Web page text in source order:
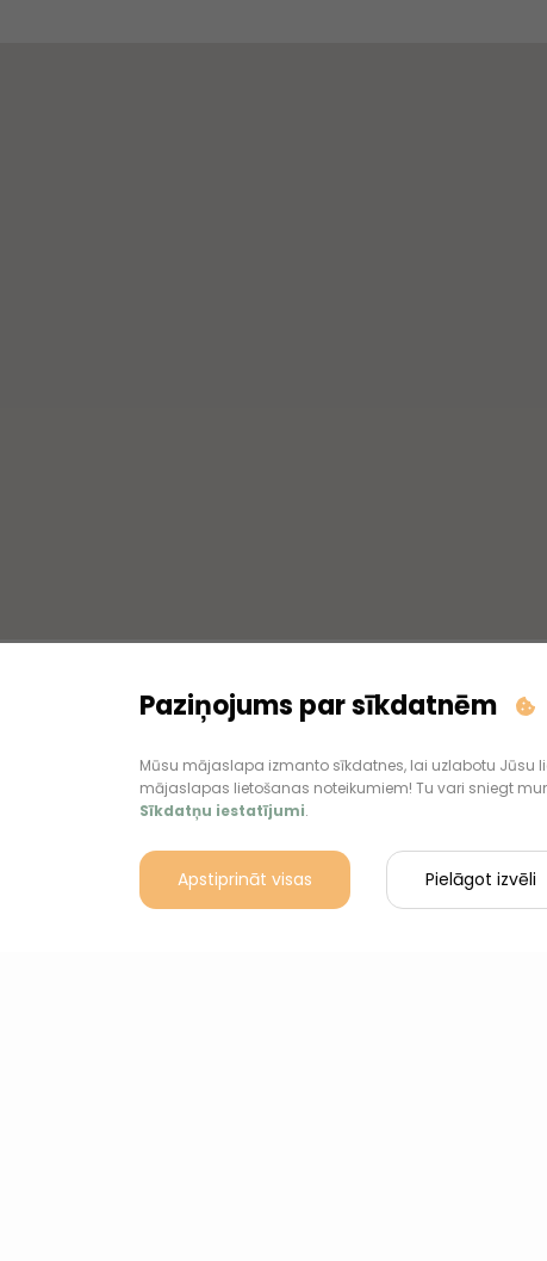
Paziņojums par sīkdatnēm
Mūsu mājaslapa izmanto sīkdatnes, lai uzlabotu Jūsu
mājaslapas lietošanas noteikumiem! Tu vari sniegt
Sīkdatņu iestatījumi.
Apstiprināt visas Pielāgot izvēli